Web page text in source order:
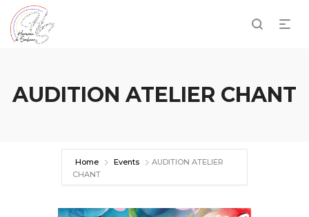
AUDITION ATELIER CHANT
Home Events
AUDITION ATELIER
CHANT